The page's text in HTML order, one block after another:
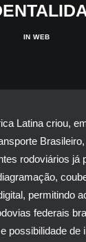
IN WEB
Latina criou,
rodoviários já
permitindo
federais
possibilidade de